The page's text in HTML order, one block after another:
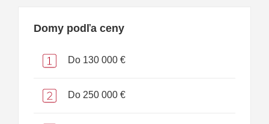
Domy podľa ceny
Do 130 000 €
Do 250 000 €